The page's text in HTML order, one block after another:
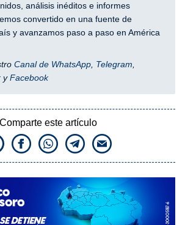
análisis inéditos e informes
convertido en una fuente de
y avanzamos paso a paso en América
Canal de WhatsApp, Telegram,
yFacebook
Comparte este artículo